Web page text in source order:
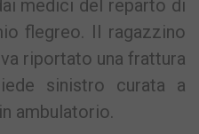
medici del reparto di
flegreo. Il ragazzino
riportato una frattura
sinistro curata a
ambulatorio.